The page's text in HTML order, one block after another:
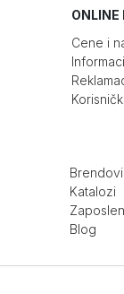
ONLINE
Cene i
Brendovi
Katalozi
Blog